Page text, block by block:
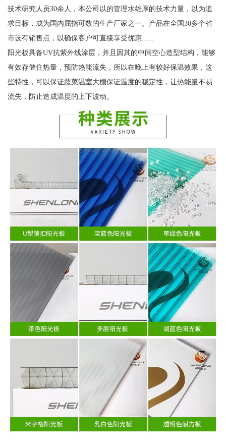
技术研究人员30余人，本公司以的管理水雄厚的技术力量，以为追
求目标，成为国内屈指可数的生产厂家之一。产品在全国30多个省
市设有销售点，以确保客户可直接享受优惠......
阳光板具备UV抗紫外线涂层，并且因其的中间空心造型结构，能够
有效存储住热量，预防热能流失，所以在晚上有较好保温效果，这
些特性，可以保证蔬菜温室大棚保证温度的稳定性，让热能量不易
流失，防止造成温度的上下波动。